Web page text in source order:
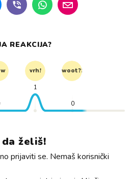
REAKCIJA?
vrh! woot?!
1
0
želiš!
prijaviti se. Nemaš korisnički